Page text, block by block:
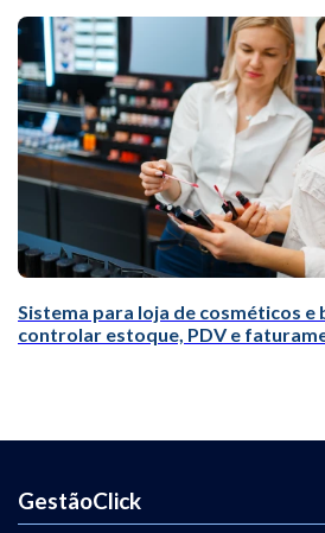
Sistema para loja de cosméticos e
controlar estoque, PDV e
GestãoClick